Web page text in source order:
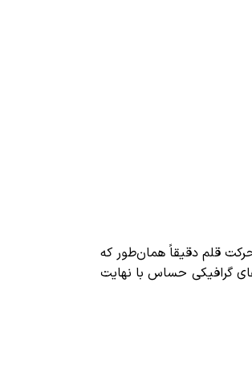
قلم دقیقاً همان‌طور که
گرافیکی حساس با نهایت